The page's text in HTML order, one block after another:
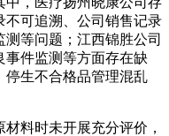
不可追溯、公司销售记录
等问题；江西锦胜公司
事件监测等方面存在缺
停生不合格品管理混乱
料时未开展充分评价，